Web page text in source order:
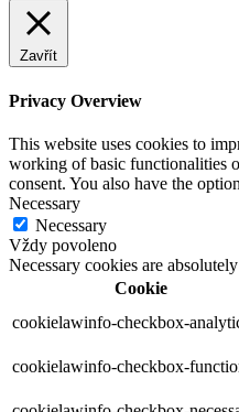
Zavřít
Privacy Overview
This website uses cookies to
working of basic functionalities
consent. You also have the
Necessary
Necessary
Vždy povoleno
Necessary cookies are
Cookie
cookielawinfo-checkbox-
cookielawinfo-checkbox-